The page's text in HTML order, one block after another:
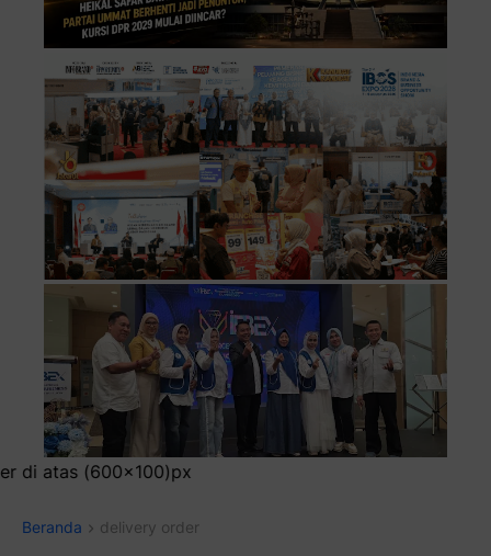
Beranda delivery order